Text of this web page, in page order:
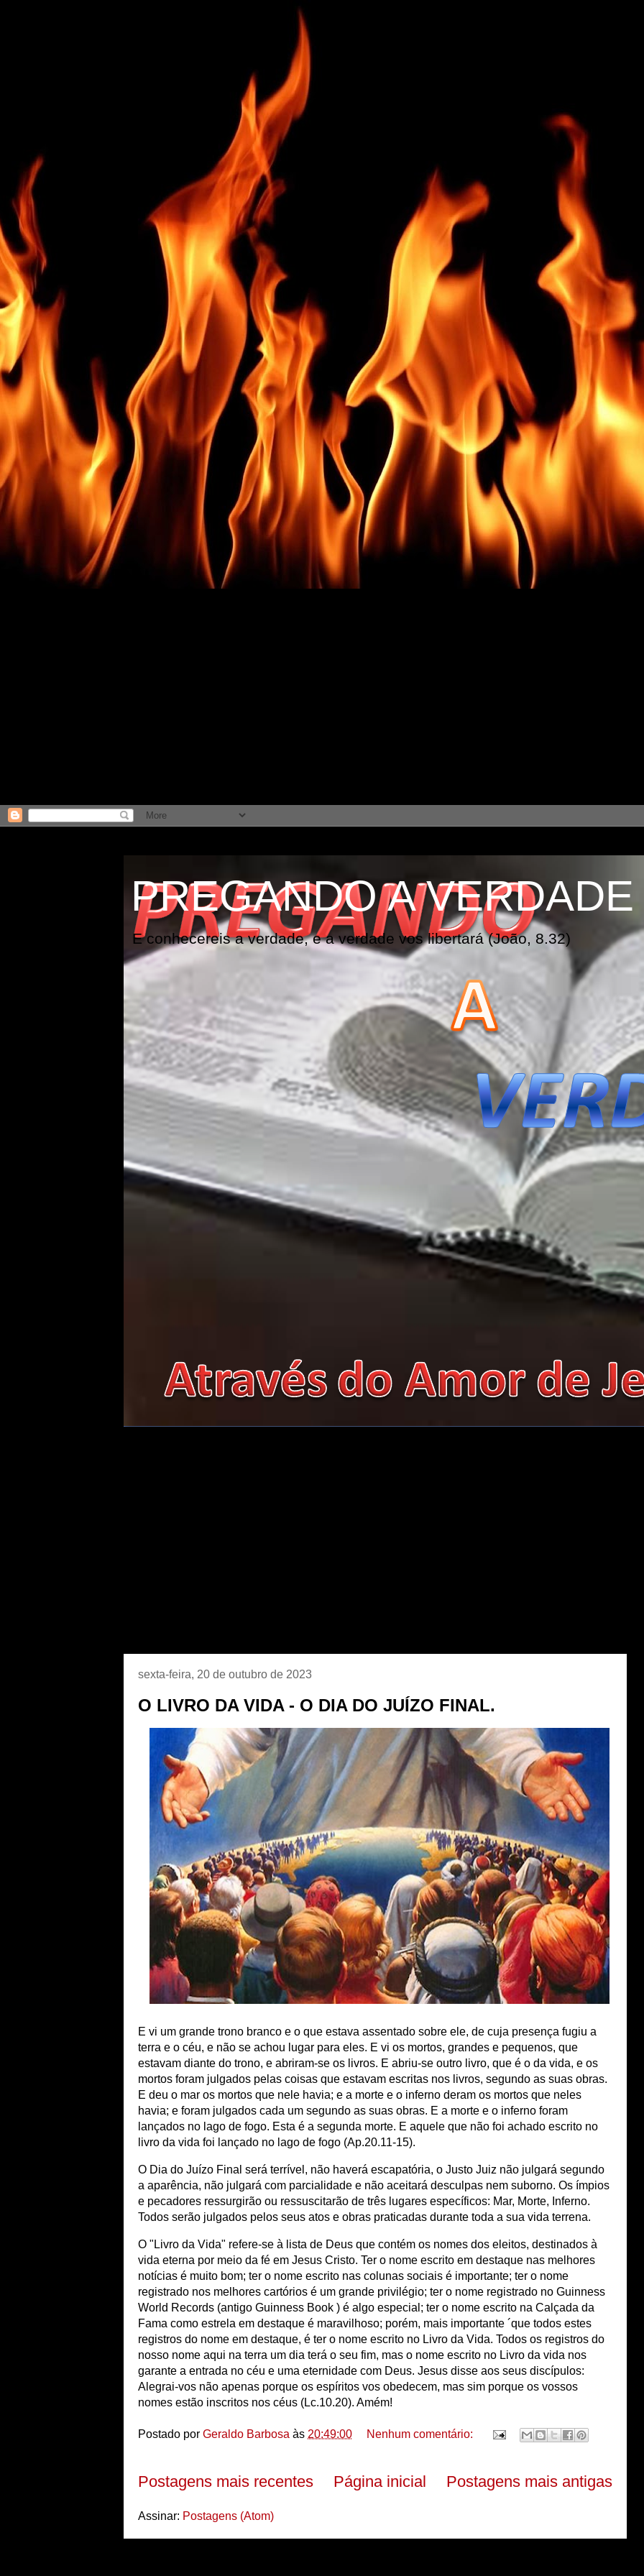
PREGANDO A VERDADE
E conhecereis a verdade, e a verdade vos libertará (João, 8.32)
sexta-feira, 20 de outubro de 2023
O LIVRO DA VIDA - O DIA DO JUÍZO FINAL.
E vi um grande trono branco e o que estava assentado sobre ele, de cuja presença fugiu a
terra e o céu, e não se achou lugar para eles. E vi os mortos, grandes e pequenos, que
estavam diante do trono, e abriram-se os livros. E abriu-se outro livro, que é o da vida, e os
mortos foram julgados pelas coisas que estavam escritas nos livros, segundo as suas obras.
E deu o mar os mortos que nele havia; e a morte e o inferno deram os mortos que neles
havia; e foram julgados cada um segundo as suas obras. E a morte e o inferno foram
lançados no lago de fogo. Esta é a segunda morte. E aquele que não foi achado escrito no
livro da vida foi lançado no lago de fogo (Ap.20.11-15).
O Dia do Juízo Final será terrível, não haverá escapatória, o Justo Juiz não julgará segundo
a aparência, não julgará com parcialidade e não aceitará desculpas nem suborno. Os ímpios
e pecadores ressurgirão ou ressuscitarão de três lugares específicos: Mar, Morte, Inferno.
Todos serão julgados pelos seus atos e obras praticadas durante toda a sua vida terrena.
O "Livro da Vida" refere-se à lista de Deus que contém os nomes dos eleitos, destinados à
vida eterna por meio da fé em Jesus Cristo. Ter o nome escrito em destaque nas melhores
notícias é muito bom; ter o nome escrito nas colunas sociais é importante; ter o nome
registrado nos melhores cartórios é um grande privilégio; ter o nome registrado no Guinness
World Records (antigo Guinness Book ) é algo especial; ter o nome escrito na Calçada da
Fama como estrela em destaque é maravilhoso; porém, mais importante ´que todos estes
registros do nome em destaque, é ter o nome escrito no Livro da Vida. Todos os registros do
nosso nome aqui na terra um dia terá o seu fim, mas o nome escrito no Livro da vida nos
garante a entrada no céu e uma eternidade com Deus. Jesus disse aos seus discípulos:
Alegrai-vos não apenas porque os espíritos vos obedecem, mas sim porque os vossos
nomes estão inscritos nos céus (Lc.10.20). Amém!
Postado por Geraldo Barbosa às 20:49:00 Nenhum comentário:
Postagens mais recentes Postagens mais antigas
Página inicial
Assinar: Postagens (Atom)